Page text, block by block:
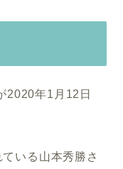
2020年1月12日
いる山本秀勝さ